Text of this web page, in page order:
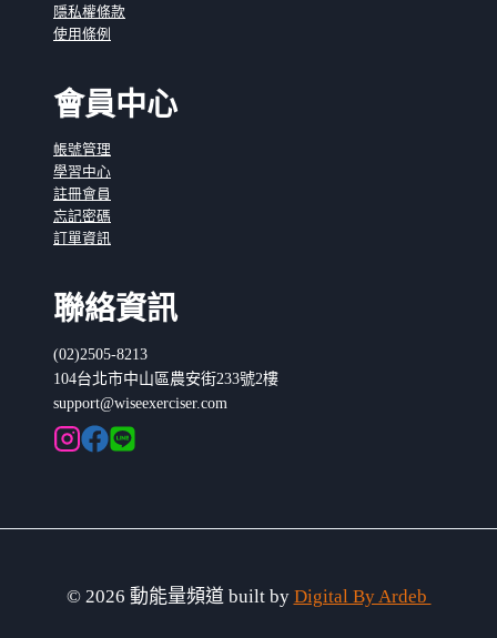
隱私權條款
使用條例
會員中心
帳號管理
學習中心
註冊會員
忘記密碼
訂單資訊
聯絡資訊
(02)2505-8213
104台北市中山區農安街233號2樓
support@wiseexerciser.com
© 2026 動能量頻道 built by Digital By Ardeb